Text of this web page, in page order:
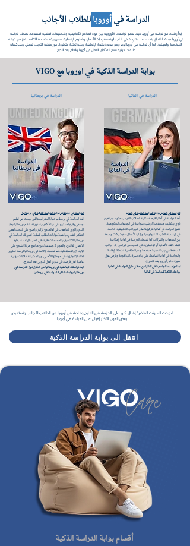
الدراسة فيأوروباللطلاب الأجانب
ابدأ رحلتك مع الدراسة في أوروبا، حيث تجمع الجامعات الأوروبية بين قوة المناهج الأكاديمية والتصنيفات العالمية المتقدمة. تمنحك الدراسة
في أوروبا فرصة الالتحاق بتخصصات متنوعة في الطب، الهندسة، إدارة الأعمال، والعلوم الإنسانية، ضمن بيئة متعددة الثقافات تعزز من خبرتك
الشخصية والمهنية. كما أن الدراسة في أوروبا توفر برامج عديدة باللغة الإنجليزية، وبنية تحتية متطورة، مع إمكانية التدريب العملي وبناء شبكة
علاقات دولية تفتح لك آفاق العمل في أوروبا والعالم بعد التخرج.
بوابة الدراسة الذكية في اوروبا مع VIGO
الدراسة في بريطانيا
الدراسة في بريطانيا بوابة الدراسة الذكية في بريطانيا
تُعد الدراسة في بريطانيا خيارًا استراتيجيًا لمن يبحث عن تعليم
جامعي رفيع المستوى في بيئة أكاديمية عريقة. تضم بريطانيا بعض
أقدم وأقوى الجامعات في العالم، مع تركيز واضح على البحث العلمي،
التفكير النقدي، وتنمية مهارات الطالب العملية. تتيح لك الدراسة في
بريطانيا الالتحاق بتخصصات دقيقة في الطب، الهندسة، إدارة
الأعمال، القانون، والعلوم الاجتماعية، مع مناهج مرنة تشجع على
الإبداع والاستقلالية. كما تمنحك الإقامة في بريطانيا فرصة تطوير
لغتك الإنجليزية في موطنها الأصلي، وبناء شبكة علاقات مهنية
عالمية تعزز فرصك في سوق العمل الدولي بعد التخرج.
ابدا دراستك الجامعية في بريطانيا من خلال دليل الدراسة في
بريطانيا بوابتك الذكية للدراسة في بريطانيا
الدراسة في المانيا
الدراسة في المانيا بوابة الدراسة الذكية في المانيا
تُعد الدراسة في ألمانيا فرصة مثالية للطلاب الذين يبحثون عن تعليم
قوي بتكاليف منخفضة أو شبه مجانية في الجامعات الحكومية.
تتميز الدراسة في ألمانيا بتركيزها على الجوانب التطبيقية، خاصة
في الهندسة، الطب، التكنولوجيا، وإدارة الأعمال، مع شراكات واسعة
بين الجامعات والشركات. كما تمنحك الدراسة في ألمانيا إمكانية
التعلم باللغة الألمانية أو الإنجليزية في العديد من البرامج، إلى جانب
الاستفادة من بنية تحتية متقدمة وحياة طلابية نشطة. الإقامة
والدراسة في ألمانيا تساعدك على بناء سيرة ذاتية قوية وفرص عمل
مميزة داخل أوروبا بعد التخرج.
ابدا دراستك الجامعية في المانيا من خلال دليل الدراسة في المانيا
بوابتك الذكية للدراسة في المانيا
شهدت السنوات الماضية إقبال كبير على الدراسة في الخارج وخاصة في أوروبا من الطلاب الأجانب ونستعرض
بعض الدول الأكثر إقبال على الدراسة في أوروبا
انتقل الى بوابة الدراسة الذكية
أقسام بوابة الدراسة الذكية